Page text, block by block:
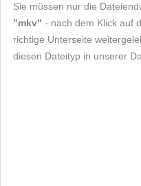
Sie müssen nur die
"mkv" - nach dem Klick auf
richtige Unterseite
diesen Dateityp in unserer